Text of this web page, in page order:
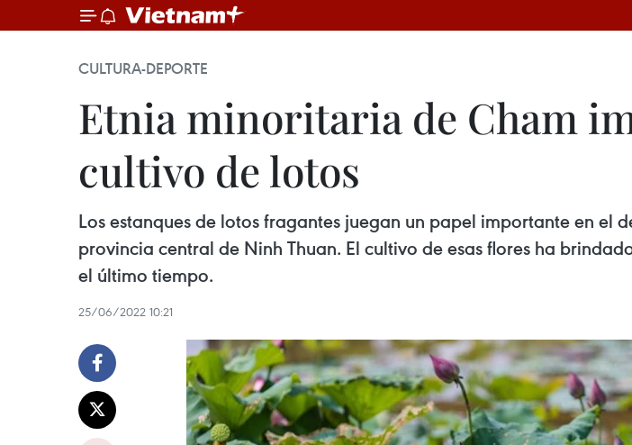
CULTURA-DEPORTE
Etnia minoritaria de Cham
cultivo de lotos
Los estanques de lotos fragantes juegan un papel importante en el
provincia central de Ninh Thuan. El cultivo de esas flores ha
el último tiempo.
25/06/2022 10:21